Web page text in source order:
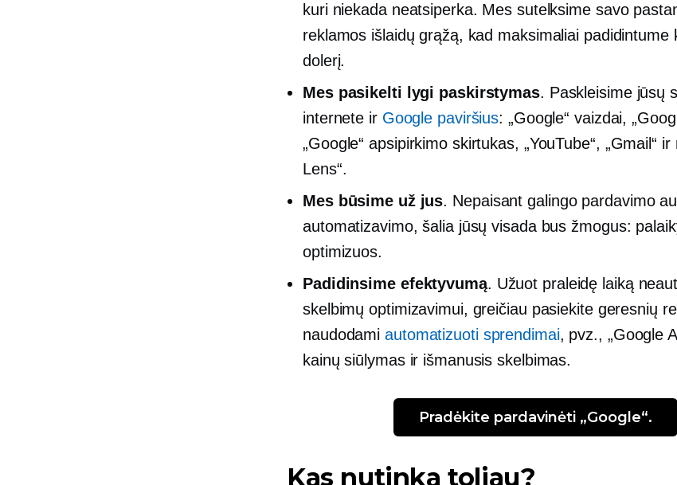
kuri niekada neatsiperka. Mes sutelksime savo
reklamos išlaidų grąžą, kad maksimaliai padidintume
dolerį.
Mes pasikelti lygi paskirstymas. Paskleisime jūsų
internete ir Google paviršius: „Google“ vaizdai,
„Google“ apsipirkimo skirtukas, „YouTube“, „Gmail“
Lens“.
Mes būsime už jus. Nepaisant galingo pardavimo
automatizavimo, šalia jūsų visada bus žmogus:
optimizuos.
Padidinsime efektyvumą. Užuot praleidę laiką
skelbimų optimizavimui, greičiau pasiekite geresnių
naudodamiautomatizuoti sprendimai, pvz., „Google
kainų siūlymas ir išmanusis skelbimas.
Pradėkite pardavinėti „Google“.
Kas nutinka toliau?